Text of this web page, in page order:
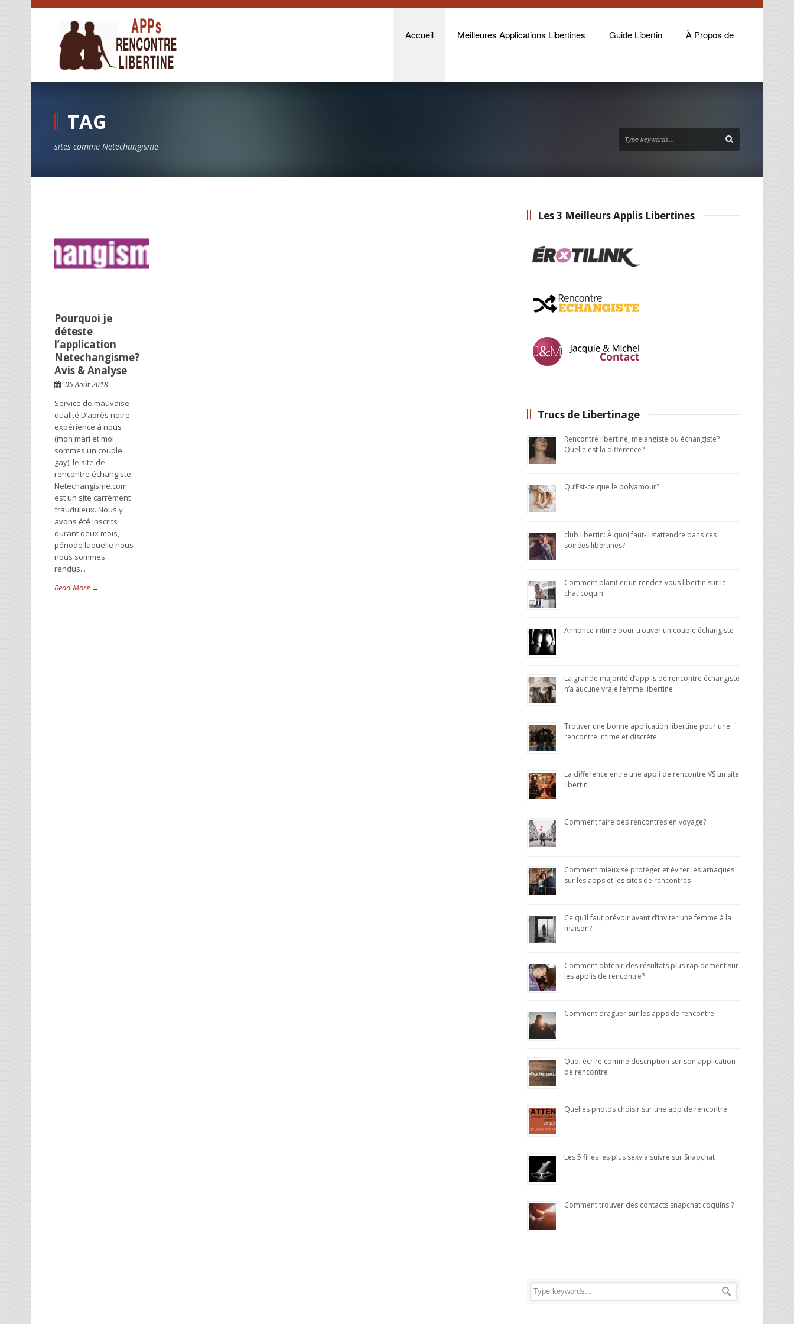
Accueil Meilleures Applications Libertines Guide Libertin À Propos de
TAG
sites comme Netechangisme
Pourquoi je
déteste
l’application
Netechangisme?
Avis & Analyse
05 Août 2018
Service de mauvaise
qualité D’après notre
expérience à nous
(mon mari et moi
sommes un couple
gay), le site de
rencontre échangiste
Netechangisme.com
est un site carrément
frauduleux. Nous y
avons été inscrits
durant deux mois,
période laquelle nous
nous sommes
rendus...
Read More →
Les 3 Meilleurs Applis Libertines
Trucs de Libertinage
Rencontre libertine, mélangiste ou échangiste?
Quelle est la différence?
Qu’Est-ce que le polyamour?
club libertin: À quoi faut-il s’attendre dans ces
soirées libertines?
Comment planifier un rendez-vous libertin sur le
chat coquin
Annonce intime pour trouver un couple échangiste
La grande majorité d’applis de rencontre échangiste
n’a aucune vraie femme libertine
Trouver une bonne application libertine pour une
rencontre intime et discrète
La différence entre une appli de rencontre VS un site
libertin
Comment faire des rencontres en voyage?
Comment mieux se protéger et éviter les arnaques
sur les apps et les sites de rencontres
Ce qu’il faut prévoir avant d’inviter une femme à la
maison?
Comment obtenir des résultats plus rapidement sur
les applis de rencontre?
Comment draguer sur les apps de rencontre
Quoi écrire comme description sur son application
de rencontre
Quelles photos choisir sur une app de rencontre
Les 5 filles les plus sexy à suivre sur Snapchat
Comment trouver des contacts snapchat coquins ?